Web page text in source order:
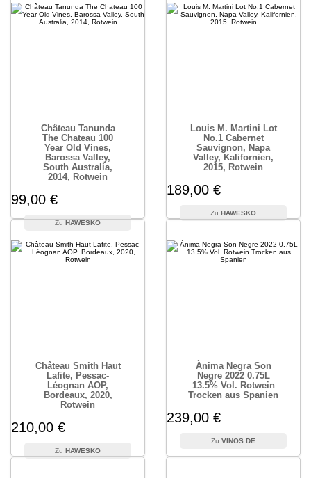
Château Tanunda
The Chateau 100
Year Old Vines,
Barossa Valley,
South Australia,
2014, Rotwein
99,00 €
HAWESKO
Louis M. Martini Lot
No.1 Cabernet
Sauvignon, Napa
Valley, Kalifornien,
2015, Rotwein
189,00 €
HAWESKO
Château Smith Haut
Lafite, Pessac-
Léognan AOP,
Bordeaux, 2020,
Rotwein
210,00 €
HAWESKO
Ànima Negra Son
Negre 2022 0.75L
13.5% Vol. Rotwein
Trocken aus Spanien
239,00 €
VINOS.DE